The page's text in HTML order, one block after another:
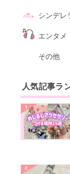
シンデレ
エンタメ
その他
人気記事ラ